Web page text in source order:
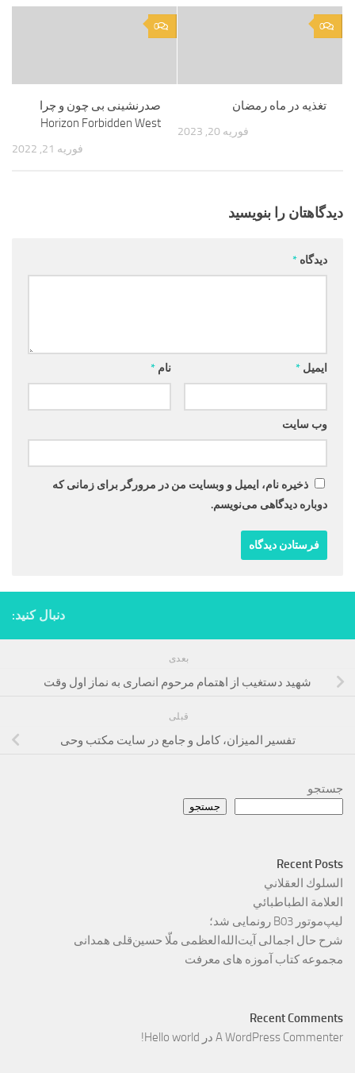
0
صدرنشینی بی چون و چرا
Horizon Forbidden West
فوریه 21, 2022
0
تغذیه در ماه رمضان
فوریه 20, 2023
دیدگاهتان را بنویسید
دیدگاه *
نام * ایمیل *
وب‌ سایت
ذخیره نام، ایمیل و وبسایت من در مرورگر برای زمانی که
دوباره دیدگاهی می‌نویسم.
دنبال کنید:
بعدی
شهید دستغیب از اهتمام مرحوم انصاری به نماز اول وقت
قبلی
تفسیر المیزان، کامل و جامع در سایت مکتب وحی
جستجو
جستجو
Recent Posts
السلوك العقلاني
العلامة الطباطبائي
لیپ‌موتور B03 رونمایی شد؛
شرح حال اجمالی آیت‌الله‌العظمی ملّا حسین‌قلی همدانی
مجموعه کتاب آموزه های معرفت
Recent Comments
A WordPress Commenter در Hello world!